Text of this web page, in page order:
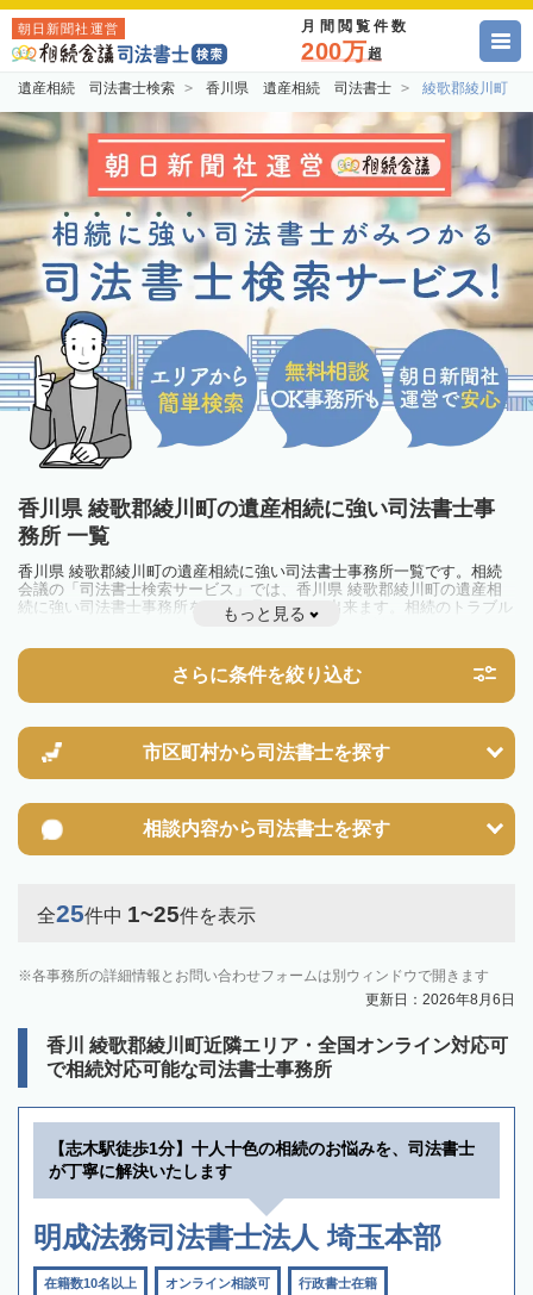
朝日新聞社運営 月間閲覧件数
200万超
遺産相続 司法書士検索 香川県 遺産相続 司法書士 綾歌郡綾川町
香川県 綾歌郡綾川町の遺産相続に強い司法書士事
務所 一覧
香川県 綾歌郡綾川町の遺産相続に強い司法書士事務所一覧です。相続
会議の「司法書士検索サービス」では、香川県 綾歌郡綾川町の遺産相
続に強い司法書士事務所を一覧で見ることが出来ます。相続のトラブル
やお悩みを抱えている方は一度近隣の司法書士に相談してみましょう。
もっと見る
さらに条件を絞り込む
市区町村から司法書士を探す
相談内容から司法書士を探す
全25件中 1~25件を表示
各事務所の詳細情報とお問い合わせフォームは別ウィンドウで開きます
更新日：2026年8月6日
香川 綾歌郡綾川町近隣エリア・全国オンライン対応可
で相続対応可能な司法書士事務所
【志木駅徒歩1分】十人十色の相続のお悩みを、司法書士
が丁寧に解決いたします
明成法務司法書士法人 埼玉本部
在籍数10名以上 オンライン相談可 行政書士在籍